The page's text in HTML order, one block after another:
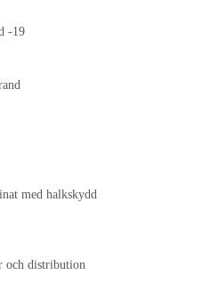
-19
med halkskydd
och distribution